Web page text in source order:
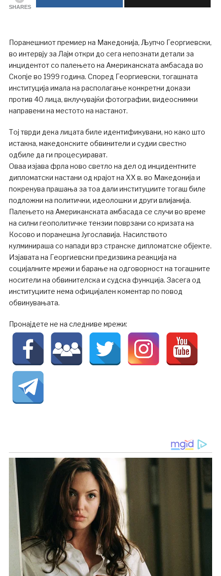
SHARES
Поранешниот премиер на Македонија, Љупчо Георгиевски,
во интервју за Лајм откри до сега непознати детали за
инцидентот со палењето на Американската амбасада во
Скопје во 1999 година. Според Георгиевски, тогашната
институција имала на располагање конкретни докази
против 40 лица, вклучувајќи фотографии, видеоснимки
направени на местото на настанот.
Тој тврди дека лицата биле идентификувани, но како што
истакна, македонските обвинители и судии свестно
одбиле да ги процесуирават.
Оваа изјава фрла ново светло на дел од инцидентните
дипломатски настани од крајот на XX в. во Македонија и
покренува прашања за тоа дали институциите тогаш биле
подложни на политички, идеолошки и други влијанија.
Палењето на Американската амбасада се случи во време
на силни геополитичке тензии поврзани со кризата на
Косово и поранешна Југославија. Насилството
кулминираша со напади врз странске дипломатске објекте.
Изјавата на Георгиевски предизвика реакција на
социјалните мрежи и барање на одговорност на тогашните
носители на обвинителска и судска функција. Засега од
институциите нема официјален коментар по повод
обвинувањата.
Пронајдете не на следниве мрежи: